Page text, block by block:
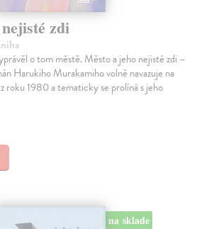
zdi
o tom městě. Město a jeho nejisté zdi –
Harukiho Murakamiho volně navazuje na
roku 1980 a tematicky se prolíná s jeho
na sklade